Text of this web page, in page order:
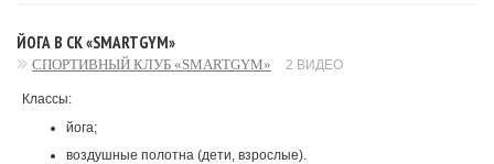
ЙОГА В СК «SMARTGYM»
СПОРТИВНЫЙ КЛУБ «SMARTGYM» 2 ВИДЕО
Классы:
йога;
воздушные полотна (дети, взрослые).